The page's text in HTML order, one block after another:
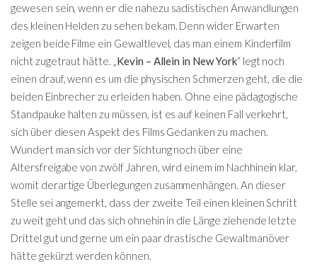
gewesen sein, wenn er die nahezu sadistischen Anwandlungen
des kleinen Helden zu sehen bekam. Denn wider Erwarten
zeigen beide Filme ein Gewaltlevel, das man einem Kinderfilm
nicht zugetraut hätte. „ Kevin – Allein in New York“ legt noch
einen drauf, wenn es um die physischen Schmerzen geht, die die
beiden Einbrecher zu erleiden haben. Ohne eine pädagogische
Standpauke halten zu müssen, ist es auf keinen Fall verkehrt,
sich über diesen Aspekt des Films Gedanken zu machen.
Wundert man sich vor der Sichtung noch über eine
Altersfreigabe von zwölf Jahren, wird einem im Nachhinein klar,
womit derartige Überlegungen zusammenhängen. An dieser
Stelle sei angemerkt, dass der zweite Teil einen kleinen Schritt
zu weit geht und das sich ohnehin in die Länge ziehende letzte
Drittel gut und gerne um ein paar drastische Gewaltmanöver
hätte gekürzt werden können.